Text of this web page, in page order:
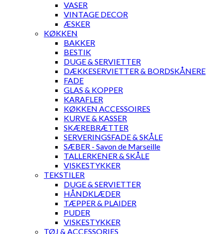
VASER
VINTAGE DECOR
ÆSKER
KØKKEN
BAKKER
BESTIK
DUGE & SERVIETTER
DÆKKESERVIETTER & BORDSKÅNERE
FADE
GLAS & KOPPER
KARAFLER
KØKKEN ACCESSOIRES
KURVE & KASSER
SKÆREBRÆTTER
SERVERINGSFADE & SKÅLE
SÆBER - Savon de Marseille
TALLERKENER & SKÅLE
VISKESTYKKER
TEKSTILER
DUGE & SERVIETTER
HÅNDKLÆDER
TÆPPER & PLAIDER
PUDER
VISKESTYKKER
TØJ & ACCESSORIES